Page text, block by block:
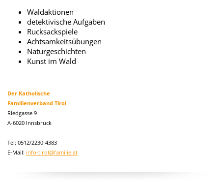
Waldaktionen
detektivische Aufgaben
Rucksackspiele
Achtsamkeitsübungen
Naturgeschichten
Kunst im Wald
Der Katholische
Familienverband Tirol
Riedgasse 9
A-6020 Innsbruck
Tel: 0512/2230-4383
E-Mail: info-tirol@familie.at